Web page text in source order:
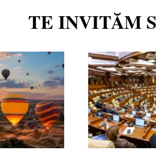
TE INVITĂM